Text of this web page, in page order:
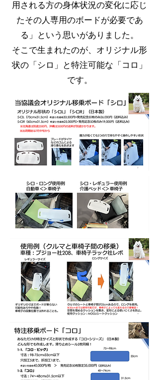
用される方の身体状況の変化に応じ
たその人専用のボードが必要であ
る」という思いがありました。
​そこで生まれたのが、オリジナル形
状の「シロ」と特注可能な「コロ」
です。